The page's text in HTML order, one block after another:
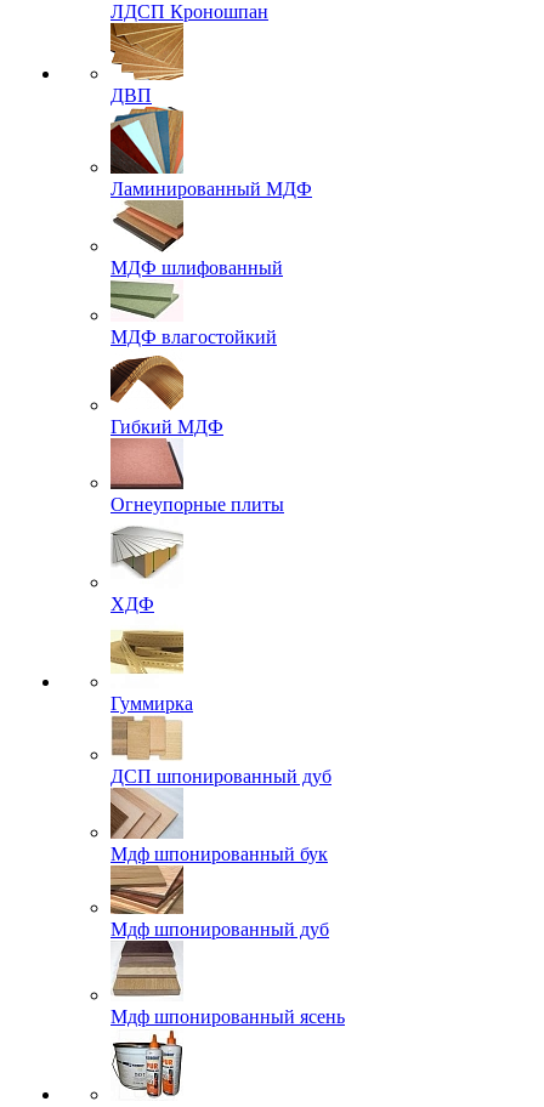
ЛДСП Кроношпан
ДВП
Ламинированный МДФ
МДФ шлифованный
МДФ влагостойкий
Гибкий МДФ
Огнеупорные плиты
ХДФ
Гуммирка
ДСП шпонированный дуб
Мдф шпонированный бук
Мдф шпонированный дуб
Мдф шпонированный ясень